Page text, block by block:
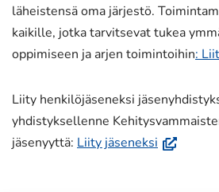
läheistensä oma järjestö.
kaikille, jotka tarvitsevat tukea
oppimiseen ja arjen toimintoihin:
Liity henkilöjäseneksi
yhdistyksellenne
jäsenyyttä: Liity jäseneksi (avautuu